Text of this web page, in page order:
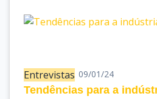
Entrevistas 09/01/24
Tendências para a